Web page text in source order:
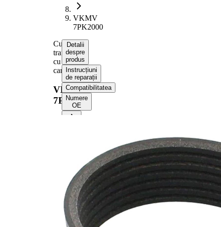
VKMV
7PK2000
Curea
transmisie
cu
caneluri
VKMV
7PK2000
Detalii
despre
produs
Instrucțiuni
de reparații
Compatibilitatea
Numere
OE
Valoare
2000 mm
Latime
24,92 mm
Culoare
negru
Numar
nervuri
SVHC
Nu sunt
disponibile
substante